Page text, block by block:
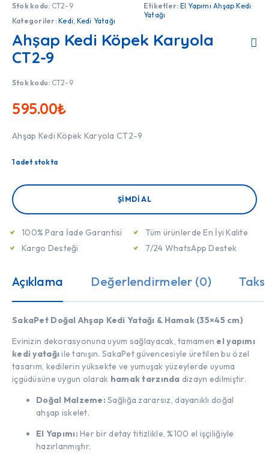
Stok kodu: CT2-9
Kategoriler:Kedi, Kedi Yatağı
Etiketler: El Yapımı Ahşap Kedi
Yatağı
Ahşap Kedi Köpek Karyola
CT2-9
Stok kodu: CT2-9
595.00₺
Ahşap Kedi Köpek Karyola CT2-9
1 adet stokta
ŞIMDI AL
100% Para İade Garantisi
Kargo Desteği
Tüm ürünlerde En İyi Kalite
7/24 WhatsApp Destek
Açıklama Değerlendirmeler (0)
SakaPet Doğal Ahşap Kedi Yatağı & Hamak (35×45 cm)
Evinizin dekorasyonuna uyum sağlayacak, tamamen el yapımı
kedi yatağıile tanışın. SakaPet güvencesiyle üretilen bu özel
tasarım, kedilerin yüksekte ve yumuşak yüzeylerde uyuma
içgüdüsüne uygun olarak hamak tarzında dizayn edilmiştir.
Doğal Malzeme: Sağlığa zararsız, dayanıklı doğal
ahşap iskelet.
El Yapımı: Her bir detay titizlikle, %100 el işçiliğiyle
hazırlanmıştır.